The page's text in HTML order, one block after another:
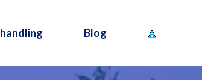
Blog